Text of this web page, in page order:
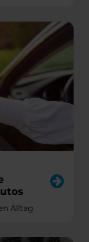
Alltag